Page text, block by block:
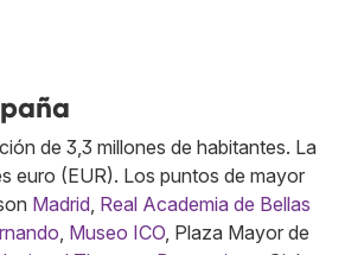
de 3,3 millones de habitantes. La
euro (EUR). Los puntos de mayor
Madrid Real Academia de Bellas
Museo ICO , Plaza Mayor de